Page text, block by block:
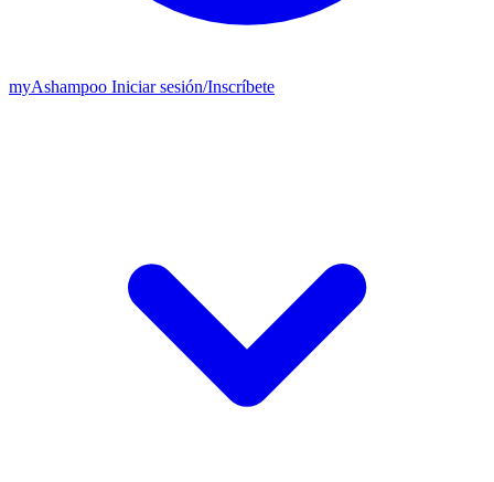
myAshampoo Iniciar sesión/Inscríbete